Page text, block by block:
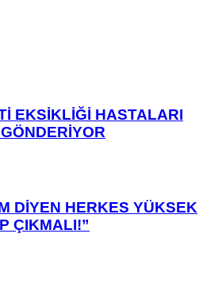
EKSİKLİĞİ HASTALARI
DİYEN HERKES YÜKSEK
ÇIKMALI!”